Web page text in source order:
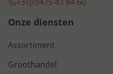
Onze diensten
Assortiment
Groothandel